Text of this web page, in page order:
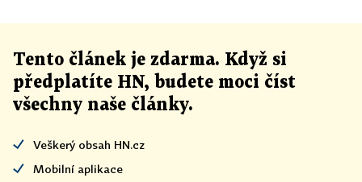
Tento článek je zdarma. Když si
předplatíte HN, budete moci číst
všechny naše články.
Veškerý obsah HN.cz
Mobilní aplikace